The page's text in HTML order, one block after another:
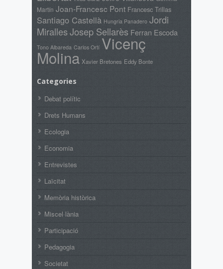
Martín Joan-Francesc Pont Francesc Trillas
Santiago Castellà Hungria Panadero Jordi
MirallesJosep Sellarès Ferran Escoda
Tono Albareda Carlos Ortí Vicenç
Molina Xavier Bretones Eddy Bonte
Categories
Debat polític
Drets Humans
Ecologia
Economia
Entrevistes
Laïcitat
Memòria històrica
Miscel·lània
Participació
Pedagogia
Societat